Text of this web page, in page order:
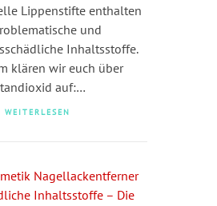
Lippenstifte enthalten
und
Inhaltsstoffe.
klären wir euch über
auf:…
WEITERLESEN